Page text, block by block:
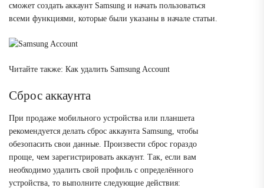
сможет создать аккаунт Samsung и начать пользоваться
всеми функциями, которые были указаны в начале статьи.
Читайте также: Как удалить Samsung Account
Сброс аккаунта
При продаже мобильного устройства или планшета
рекомендуется делать сброс аккаунта Samsung, чтобы
обезопасить свои данные. Произвести сброс гораздо
проще, чем зарегистрировать аккаунт. Так, если вам
необходимо удалить свой профиль с определённого
устройства, то выполните следующие действия: